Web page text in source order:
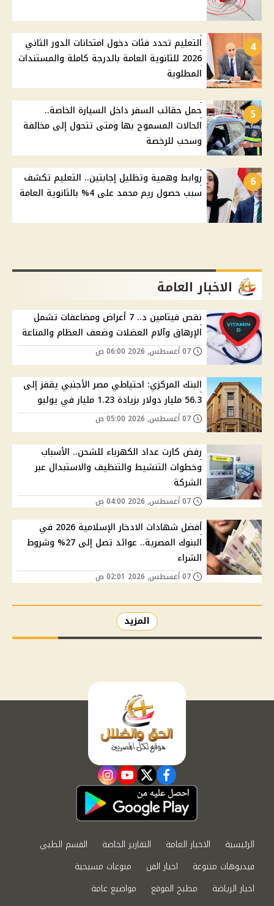
4
التعليم تحدد فئات دخول امتحانات الدور الثاني
2026 للثانوية العامة بالدرجة كاملة والمستندات
المطلوبة
5
حمل حقائب السفر داخل السيارة الخاصة..
الحالات المسموح بها ومتى تتحول إلى مخالفة
وسحب للرخصة
6
روابط وهمية وتظليل إجابتين.. التعليم تكشف
سبب حصول ريم محمد على 4% بالثانوية العامة
الاخبار العامة
نقص فيتامين د.. 7 أعراض ومضاعفات تشمل
الإرهاق وآلام العضلات وضعف العظام والمناعة
البنك المركزي: احتياطي مصر الأجنبي يقفز إلى
56.3 مليار دولار بزيادة 1.23 مليار في يوليو
رفض كارت عداد الكهرباء للشحن.. الأسباب
وخطوات التنشيط والتنظيف والاستبدال عبر
الشركة
أفضل شهادات الادخار الإسلامية 2026 في
البنوك المصرية.. عوائد تصل إلى 27% وشروط
الشراء
المزيد
facebook
twitter
youtube
instagram
الرئيسية الاخبار العامة التقارير الخاصة
القسم الطبي
فيديوهات متنوعة
اخبار الفن
منوعات مسيحية
اخبار الرياضة
مطبخ الموقع
مواضيع عامة